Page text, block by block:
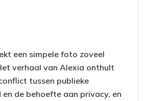
een simpele foto zoveel
verhaal van Alexia onthult
tussen publieke
de behoefte aan privacy, en